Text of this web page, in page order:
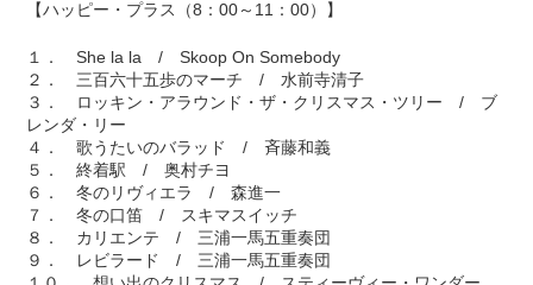
【ハッピー・プラス（8：00～11：00）】
１． She la la / Skoop On Somebody
２． 三百六十五歩のマーチ / 水前寺清子
３． ロッキン・アラウンド・ザ・クリスマス・ツリー / ブ
レンダ・リー
４． 歌うたいのバラッド / 斉藤和義
５． 終着駅 / 奥村チヨ
６． 冬のリヴィエラ / 森進一
７． 冬の口笛 / スキマスイッチ
８． カリエンテ / 三浦一馬五重奏団
９． レビラード / 三浦一馬五重奏団